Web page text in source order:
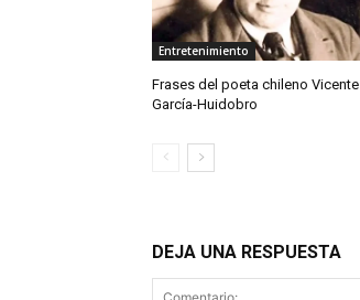
Entretenimiento
Frases del poeta chileno Vicente
García-Huidobro
DEJA UNA RESPUESTA